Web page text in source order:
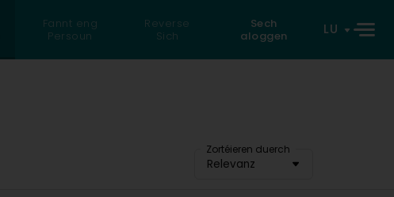
Fannt eng
Persoun
Reverse
Sich
Sech
aloggen
LU
Zortéieren duerch
Relevanz